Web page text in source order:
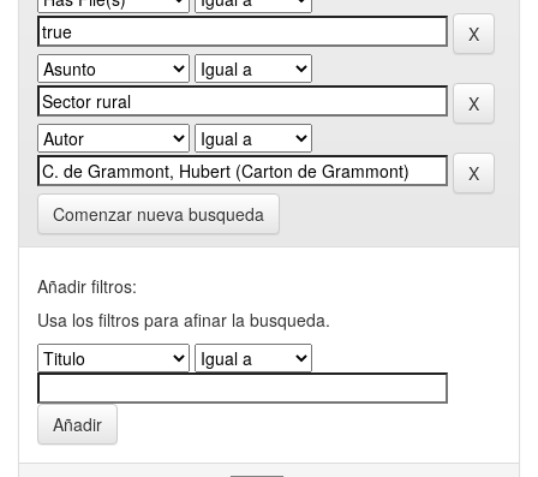
Comenzar nueva busqueda
Añadir filtros:
Usa los filtros para afinar la busqueda.